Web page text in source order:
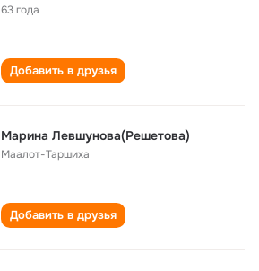
63 года
Добавить в друзья
Mарина Левшунова(Решетова)
Маалот-Таршиха
Добавить в друзья